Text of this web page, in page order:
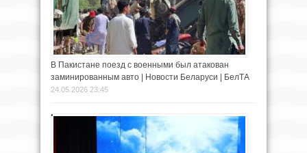
В Пакистане поезд с военными был атакован
заминированным авто | Новости Беларуси | БелТА
24.05.2026 23:45